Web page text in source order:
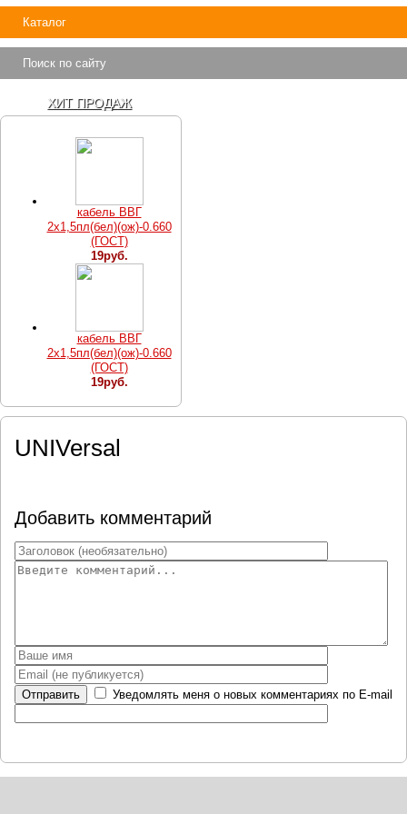
Каталог
Поиск по сайту
ХИТ ПРОДАЖ
кабель ВВГ
2х1,5пл(бел)(ож)-0.660
(ГОСТ)
19руб.
кабель ВВГ
2х1,5пл(бел)(ож)-0.660
(ГОСТ)
19руб.
UNIVersal
Добавить комментарий
Отправить Уведомлять меня о новых комментариях по E-mail